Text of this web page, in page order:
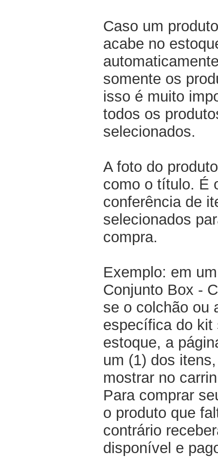
Caso um
acabe no
somente os
isso é muito
todos os
selecionados.
A foto do
como o título. É
conferência de
selecionados
compra.
Exemplo: em
Conjunto Box -
se o colchão ou
específica do kit
estoque, a
um (1) dos
mostrar no
Para comprar
o produto que
contrário
disponível e